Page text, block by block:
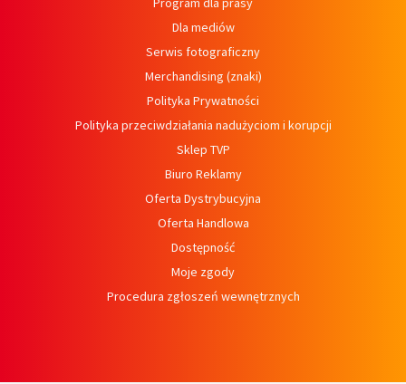
Dla mediów
Serwis fotograficzny
Merchandising (znaki)
Polityka Prywatności
Polityka przeciwdziałania nadużyciom i korupcji
Sklep TVP
Biuro Reklamy
Oferta Dystrybucyjna
Oferta Handlowa
Dostępność
Moje zgody
Procedura zgłoszeń wewnętrznych